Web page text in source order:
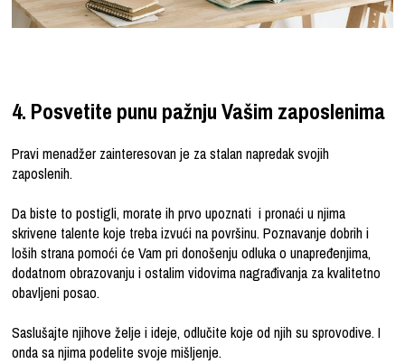
4. Posvetite punu pažnju Vašim zaposlenima
Pravi menadžer zainteresovan je za stalan napredak svojih
zaposlenih.
Da biste to postigli, morate ih prvo upoznati i pronaći u njima
skrivene talente koje treba izvući na površinu. Poznavanje dobrih i
loših strana pomoći će Vam pri donošenju odluka o unapređenjima,
dodatnom obrazovanju i ostalim vidovima nagrađivanja za kvalitetno
obavljeni posao.
Saslušajte njihove želje i ideje, odlučite koje od njih su sprovodive. I
onda sa njima podelite svoje mišljenje.